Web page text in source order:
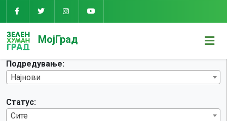
МојГрад
Предлози
Подредување:
Најнови
Статус:
Сите